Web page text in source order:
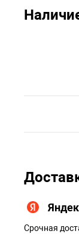
Срочная